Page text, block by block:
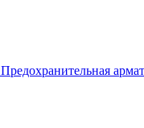
Предохранительная